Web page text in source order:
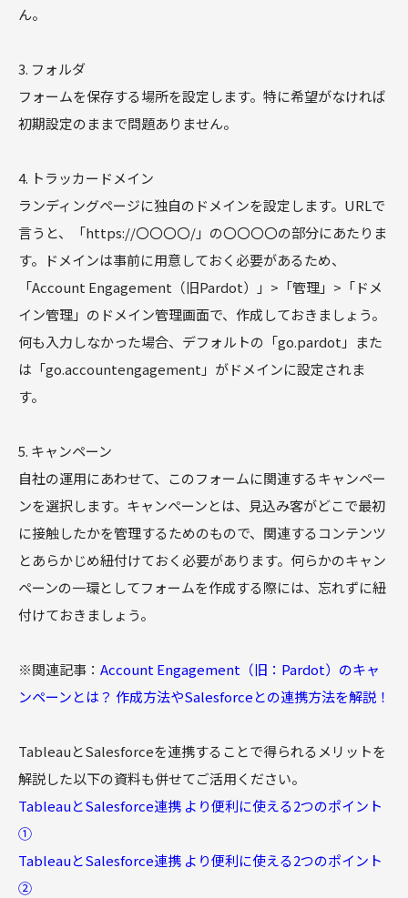
ん。
3. フォルダ
フォームを保存する場所を設定します。特に希望がなければ
初期設定のままで問題ありません。
4. トラッカードメイン
ランディングページに独自のドメインを設定します。URLで
言うと、「https://〇〇〇〇/」の〇〇〇〇の部分にあたりま
す。ドメインは事前に用意しておく必要があるため、
「Account Engagement（旧Pardot）」>「管理」>「ドメ
イン管理」のドメイン管理画面で、作成しておきましょう。
何も入力しなかった場合、デフォルトの「go.pardot」また
は「go.accountengagement」がドメインに設定されま
す。
5. キャンペーン
自社の運用にあわせて、このフォームに関連するキャンペー
ンを選択します。キャンペーンとは、見込み客がどこで最初
に接触したかを管理するためのもので、関連するコンテンツ
とあらかじめ紐付けておく必要があります。何らかのキャン
ペーンの一環としてフォームを作成する際には、忘れずに紐
付けておきましょう。
※関連記事： Account Engagement（旧：Pardot）のキャ
ンペーンとは？ 作成方法やSalesforceとの連携方法を解説！
TableauとSalesforceを連携することで得られるメリットを
解説した以下の資料も併せてご活用ください。
TableauとSalesforce連携 より便利に使える2つのポイント
①
TableauとSalesforce連携 より便利に使える2つのポイント
②